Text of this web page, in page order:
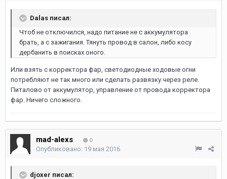
Dalas писал:
Чтоб не отключился, надо питание не с аккумулятора
брать, а с зажигания. Тянуть провод в салон, либо косу
дербанить в поисках оного.
Или взять с корректора фар, светодиодные ходовые огни
потребляют не так много или сделать развязку через реле.
Питалово от аккумулятор, управление от провода корректора
фар. Ничего сложного.
mad-alexs 0
Опубликовано: 19 мая 2016
djoxer писал: